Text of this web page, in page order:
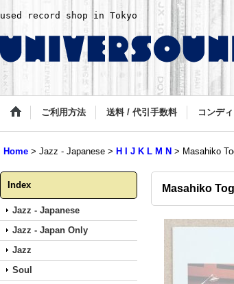
used record shop in Tokyo
ご利用方法 送料 / 代引手数料 コンデ
Home > Jazz - Japanese > H I J K L M N > Masahiko
Index
Jazz - Japanese
Jazz - Japan Only
Jazz
Soul
Masahiko